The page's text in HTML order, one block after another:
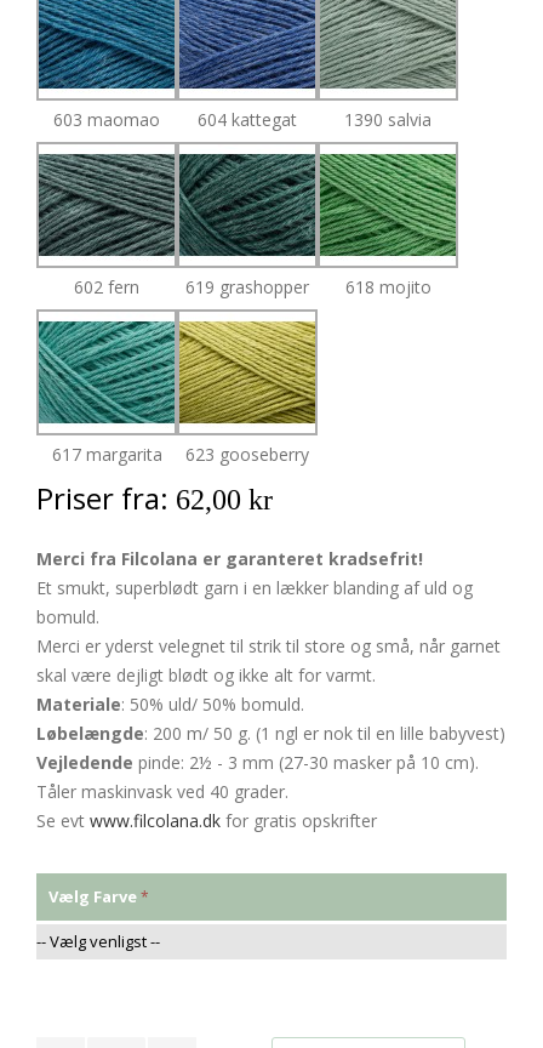
603 maomao 604 kattegat 1390 salvia
602 fern 619 grashopper 618 mojito
617 margarita 623 gooseberry
Priser fra: 62,00 kr
Merci fra Filcolana er garanteret kradsefrit!
Et smukt, superblødt garn i en lækker blanding af uld og
bomuld.
Merci er yderst velegnet til strik til store og små, når garnet
skal være dejligt blødt og ikke alt for varmt.
Materiale: 50% uld/ 50% bomuld.
Løbelængde: 200 m/ 50 g. (1 ngl er nok til en lille babyvest)
Vejledende pinde: 2½ - 3 mm (27-30 masker på 10 cm).
Tåler maskinvask ved 40 grader.
Se evtwww.filcolana.dk for gratis opskrifter
Vælg Farve